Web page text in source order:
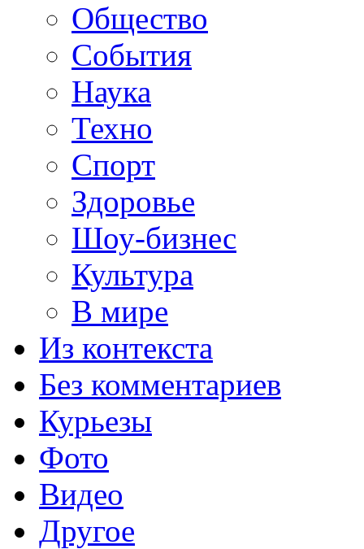
Общество
События
Наука
Техно
Спорт
Здоровье
Шоу-бизнес
Культура
В мире
Из контекста
Без комментариев
Курьезы
Фото
Видео
Другое